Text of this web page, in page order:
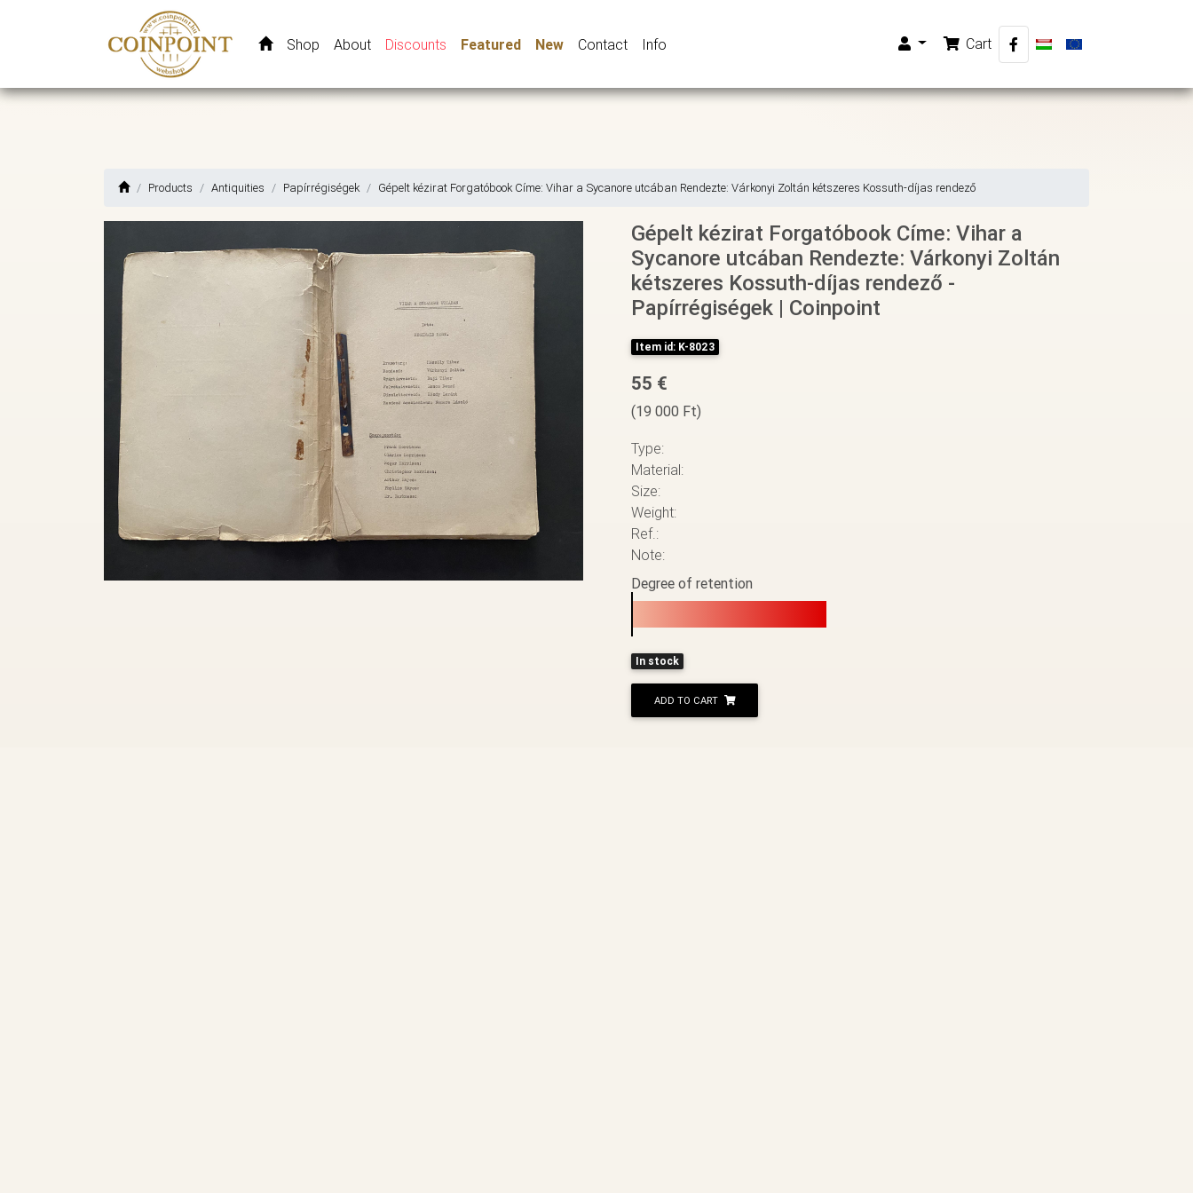
Shop About Discounts Featured New Contact Info Cart
Products Antiquities Papírrégiségek Gépelt kézirat Forgatóbook Címe: Vihar a Sycanore utcában Rendezte: Várkonyi Zoltán kétszeres Kossuth-díjas rendező
Gépelt kézirat Forgatóbook Címe: Vihar a
Sycanore utcában Rendezte: Várkonyi Zoltán
kétszeres Kossuth-díjas rendező -
Papírrégiségek | Coinpoint
Item id: K-8023
55 €
(19 000 Ft)
Type:
Material:
Size:
Weight:
Ref.:
Note:
Degree of retention
In stock
ADD TO CART